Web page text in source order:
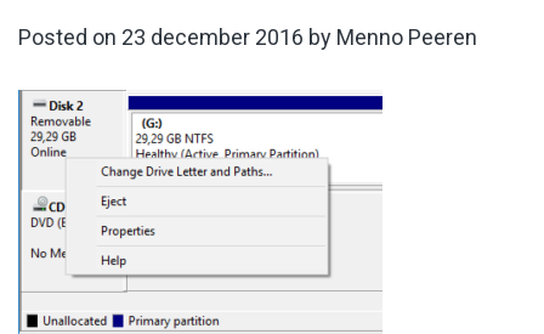
Posted on 23 december 2016 by Menno Peeren